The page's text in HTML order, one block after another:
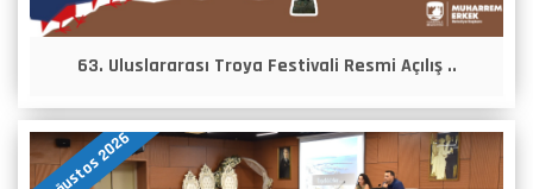
63. Uluslararası Troya Festivali Resmi Açılış ..